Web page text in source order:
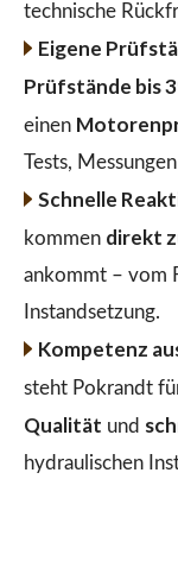
technische
Eigene
Prüfstände bis
einen
Tests,
Schnelle
kommen direkt
ankommt – vom
Instandsetzung.
Kompetenz
steht Pokrandt
Qualität und
hydraulischen